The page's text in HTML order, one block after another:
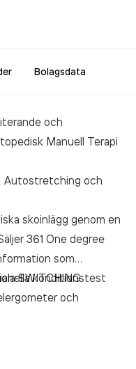
Bolagsdata
och
Manuell Terapi
Autostretching och
skoinlägg genom en
361 One degree
som
konditionstest
och
SWITCHING